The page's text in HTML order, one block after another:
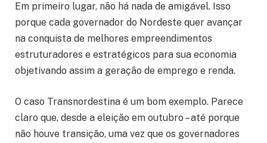
Em primeiro lugar, não há nada de amigável. Isso
porque cada governador do Nordeste quer avançar
na conquista de melhores empreendimentos
estruturadores e estratégicos para sua economia
objetivando assim a geração de emprego e renda.
O caso Transnordestina é um bom exemplo. Parece
claro que, desde a eleição em outubro – até porque
não houve transição, uma vez que os governadores